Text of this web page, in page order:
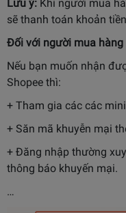
Lưu ý: Khi người mua
sẽ thanh toán khoản
Đối với người mua hàng
Nếu bạn muốn nhận
Shopee thì:
+ Tham gia các các
+ Săn mã khuyễn mại
+ Đăng nhập thường
thông báo khuyến mại.
…